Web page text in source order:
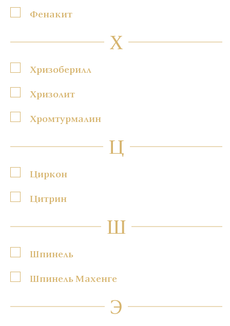
Фенакит
Х
Хризоберилл
Хризолит
Хромтурмалин
Ц
Циркон
Цитрин
Ш
Шпинель
Шпинель Махенге
Э